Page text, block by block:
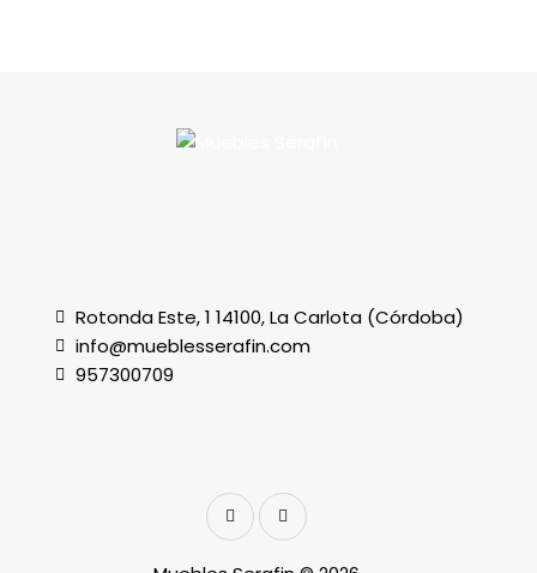
Rotonda Este, 1 14100, La Carlota (Córdoba)
info@mueblesserafin.com
957300709